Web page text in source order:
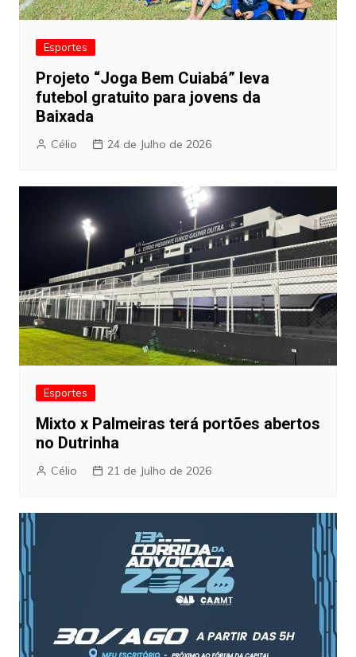
Esportes
Projeto “Joga Bem Cuiabá” leva
futebol gratuito para jovens da
Baixada
Célio 24 de Julho de 2026
Esportes
Mixto x Palmeiras terá portões abertos
no Dutrinha
Célio 21 de Julho de 2026